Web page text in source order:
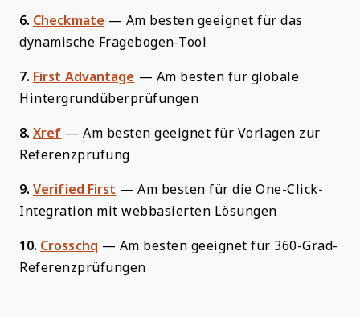
6. Checkmate — Am besten geeignet für das
dynamische Fragebogen-Tool
7. First Advantage — Am besten für globale
Hintergrundüberprüfungen
8. Xref —Am besten geeignet für Vorlagen zur
Referenzprüfung
9. Verified First —Am besten für die One-Click-
Integration mit webbasierten Lösungen
10. Crosschq — Am besten geeignet für 360-Grad-
Referenzprüfungen